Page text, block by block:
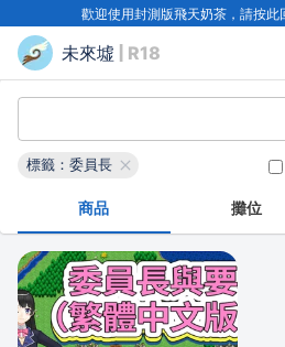
歡迎使用封測版飛天奶茶，請按此
未來墟 | R18
標籤：委員長
商品 攤位